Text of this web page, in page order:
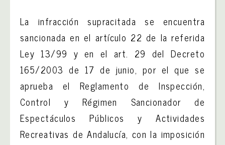
La infracción supracitada se encuentra
sancionada en el artículo 22 de la referida
Ley 13/99 y en el art. 29 del Decreto
165/2003 de 17 de junio, por el que se
aprueba el Reglamento de Inspección,
Control y Régimen Sancionador de
Espectáculos Públicos y Actividades
Recreativas de Andalucía, con la imposición